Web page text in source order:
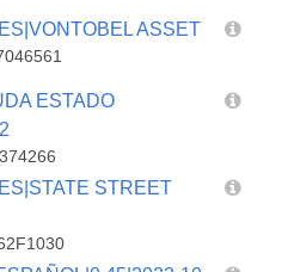
ASSET
ESTADO
STREET